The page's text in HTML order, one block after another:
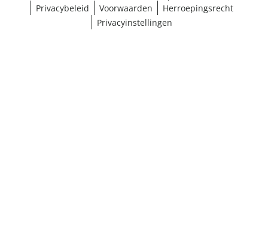
Privacybeleid
Voorwaarden
Herroepingsrecht
Privacyinstellingen